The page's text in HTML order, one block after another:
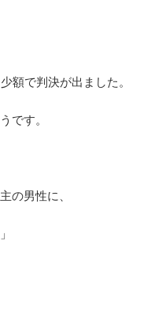
額で判決が出ました。
です。
の男性に、